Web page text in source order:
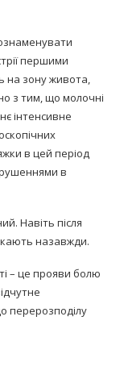
першими
на зону живота,
з тим, що молочні
інтенсивне
в цей період
в
Навіть після
назавжди.
– це прояви болю
перерозподілу